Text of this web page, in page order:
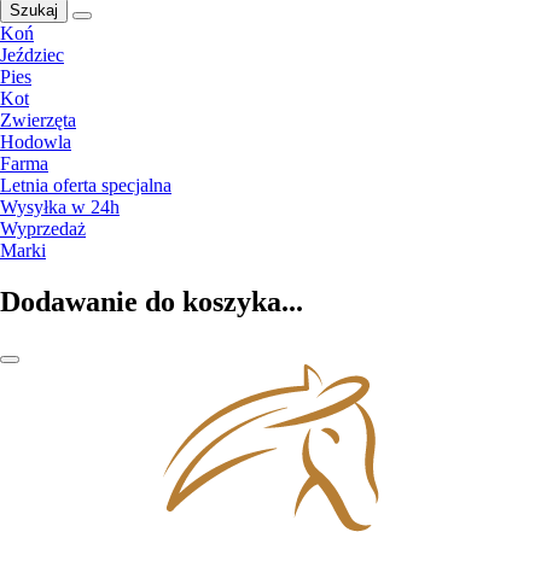
Szukaj
Koń
Jeździec
Pies
Kot
Zwierzęta
Hodowla
Farma
Letnia oferta specjalna
Wysyłka w 24h
Wyprzedaż
Marki
Dodawanie do koszyka...